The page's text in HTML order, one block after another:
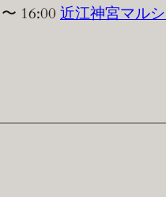
16:00 近江神宮マル